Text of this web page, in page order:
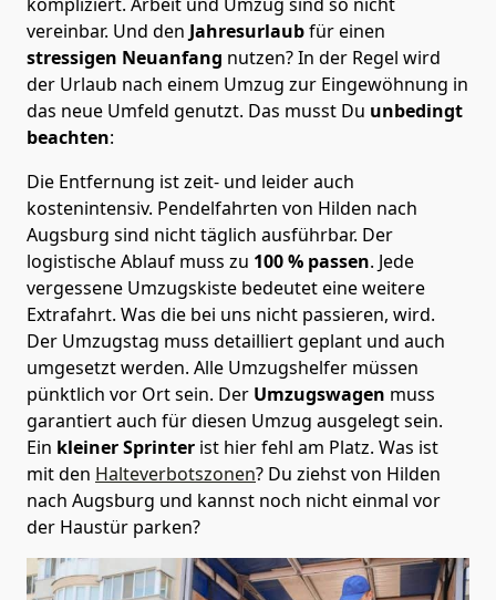
vereinbar. Und den Jahresurlaubfür einen
stressigen Neuanfang nutzen? In der Regel wird
der Urlaub nach einem Umzug zur Eingewöhnung in
das neue Umfeld genutzt. Das musst Du unbedingt
beachten:
Die Entfernung ist zeit- und leider auch
kostenintensiv. Pendelfahrten von Hilden nach
Augsburg sind nicht täglich ausführbar. Der
logistische Ablauf muss zu 100 % passen. Jede
vergessene Umzugskiste bedeutet eine weitere
Extrafahrt. Was die bei uns nicht passieren, wird.
Der Umzugstag muss detailliert geplant und auch
umgesetzt werden. Alle Umzugshelfer müssen
pünktlich vor Ort sein. Der Umzugswagen muss
garantiert auch für diesen Umzug ausgelegt sein.
Ein kleiner Sprinter ist hier fehl am Platz. Was ist
mit den Halteverbotszonen? Du ziehst von Hilden
nach Augsburg und kannst noch nicht einmal vor
der Haustür parken?